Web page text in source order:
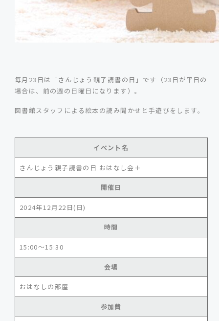
毎月23日は「さんじょう親子読書の日」です（23日が平日の
場合は、前の週の日曜日になります）。
図書館スタッフによる絵本の読み聞かせと手遊びをします。
イベント名
さんじょう親子読書の日 おはなし会＋
開催日
2024年12月22日(日)
時間
15:00～15:30
会場
おはなしの部屋
参加費